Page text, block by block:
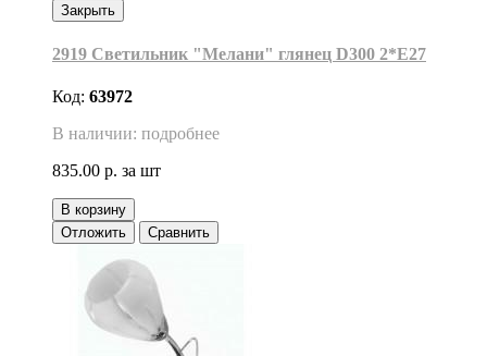
Закрыть
2919 Светильник "Мелани" глянец D300 2*Е27
Код: 63972
В наличии: подробнее
835.00 р. за шт
В корзину
Отложить
Сравнить